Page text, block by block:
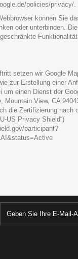
policies/privacy/.
können Sie
oder unterbinden.
setzen wir Google
zur Erstellung einer
um einen Dienst der
Mountain View, CA
die Zertifizierung nach
US Privacy Shield“)
participant?